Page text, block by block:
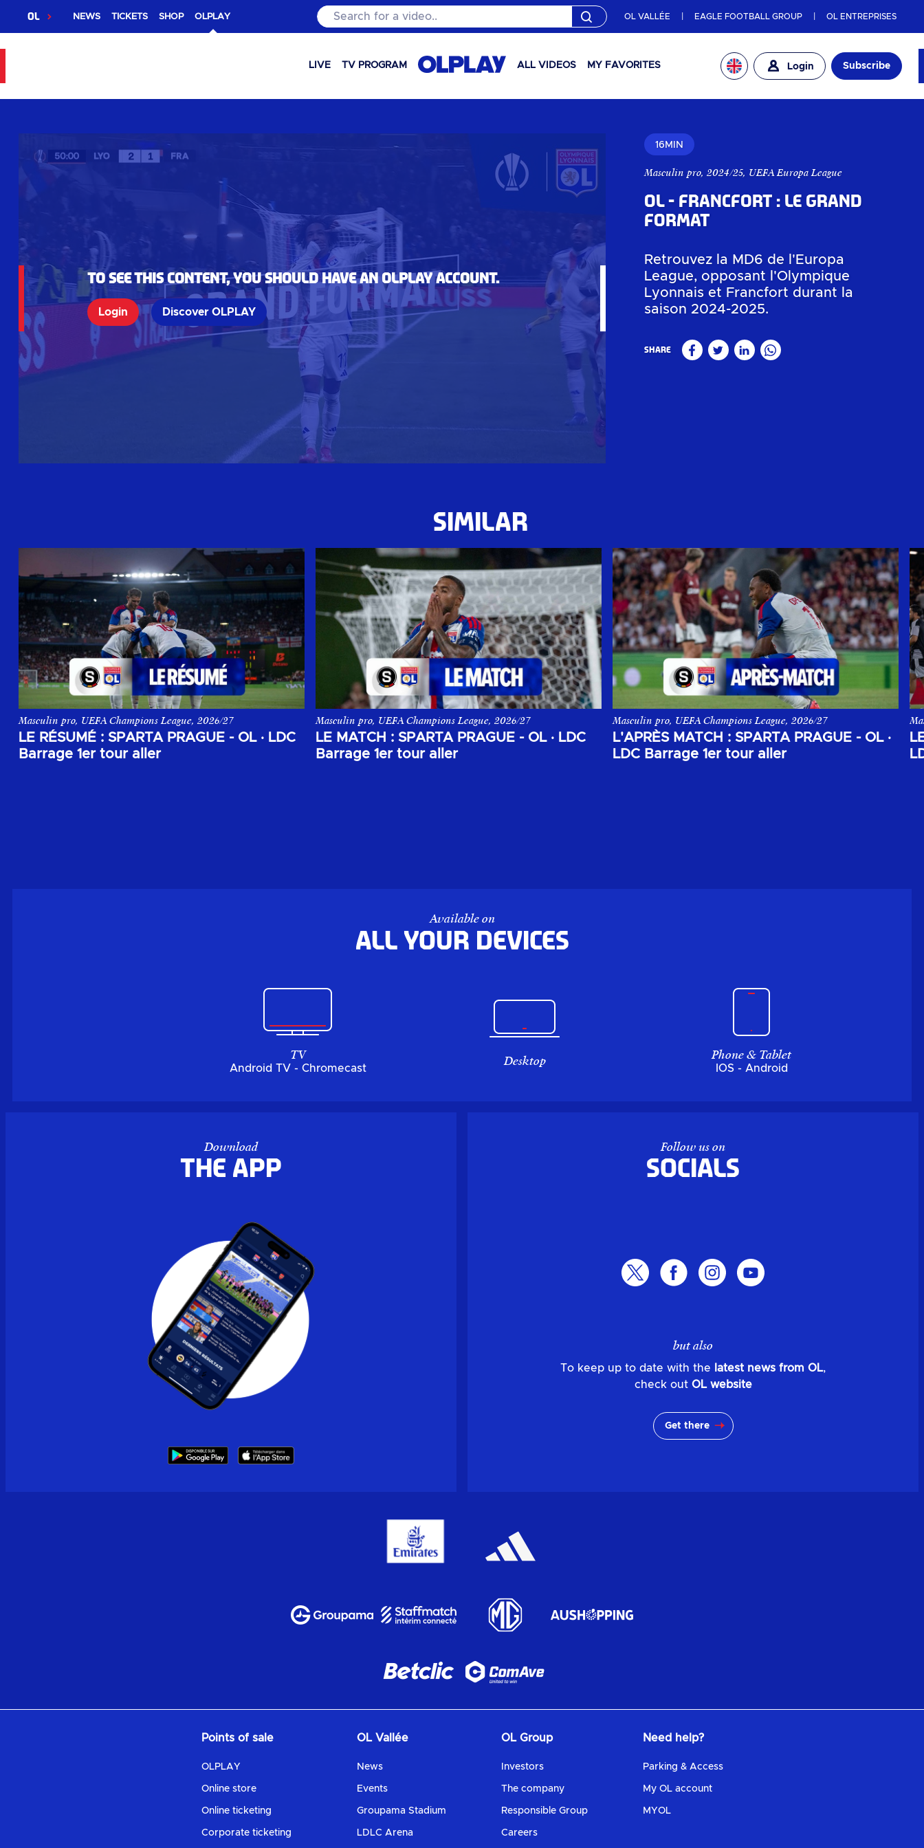
OL NEWS TICKETS SHOP OLPLAY Search for a video.. OL VALLÉE EAGLE FOOTBALL GROUP OL ENTREPRISES
LIVE TV PROGRAM ALL VIDEOS MY FAVORITES Login Subscribe
To see this content, you should have an OLPlay account.
Login Discover OLPLAY
16MIN
OL - Francfort : Le grand
format
Masculin pro, 2024/25, UEFA Europa League
Share FacebookTwitterLinkedinWhatsApp
Retrouvez la MD6 de l'Europa
League, opposant l'Olympique
Lyonnais et Francfort durant la
saison 2024-2025.
SIMILAR
LE RÉSUMÉ : SPARTA PRAGUE - OL· LDC
Barrage 1er tour aller
Masculin pro, UEFA Champions League, 2026/27
Le résumé du match aller du 1er tour de barrage de la Champions League, opposant le Sparta Prague à l'Olympique Lyonnais.
LE MATCH : SPARTA PRAGUE - OL· LDC
Barrage 1er tour aller
Masculin pro, UEFA Champions League, 2026/27
Le match aller du 1er tour de barrage de la Champions League, opposant le Sparta Prague à l'Olympique Lyonnais.
L'APRÈS MATCH : SPARTA PRAGUE - OL·
LDC Barrage 1er tour aller
Masculin pro, UEFA Champions League, 2026/27
L'après match aller du 1er tour de barrage de la Champions
Available on
All your devices
TV
Android TV - Chromecast Desktop Phone & Tablet
IOS - Android
Download
the APP
Follow us on
Socials
but also
To keep up to date with the latest news from OL,
check out OL website
Get there
Points of sale
OLPLAY
Online store
Online ticketing
Corporate ticketing
OL Vallée
News
Events
Groupama Stadium
LDLC Arena
OL Group
Investors
The company
Responsible Group
Careers
Need help?
Parking & Access
My OL account
MYOL